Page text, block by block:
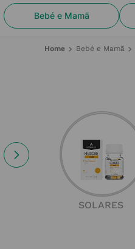
Bebé e Mamã
Bebé e Mamã
SOLARES